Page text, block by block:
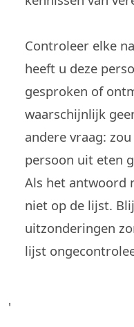
Controleer elke
heeft u deze
gesproken of
waarschijnlijk
andere vraag:
persoon uit eten
Als het antwoord
niet op de lijst.
uitzonderingen
lijst
'